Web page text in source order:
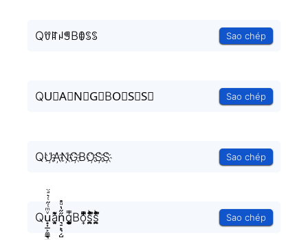
QꀎꍏꈤꁅBꂦꌗꌗ Sao chép
QU⃟A⃟N⃟G⃟BO⃟S⃟S⃟ Sao chép
QU҉A҉N҉G҉BO҉S҉S҉ Sao chép
Qu̟͎̲͕̼̳͉̲ͮͫͭ̋ͭ͛ͣ̈a̘̫͈̭͌͛͌̇̇̍n͉̠̙͉̗̺̋̋̔ͧ̊g͎͚̥͎͔͕ͥ̿Bo͎̜̓̇ͫ̉͊ͨ͊s̪̭̱̼̼̉̈́ͪ͋̽̚s̪̭̱̼̼̉̈́ͪ͋̽̚ Sao chép